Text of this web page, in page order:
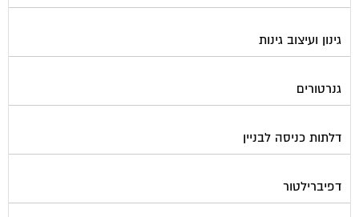
גינון ועיצוב גינות
גנרטורים
דלתות כניסה לבניין
דפיברילטור